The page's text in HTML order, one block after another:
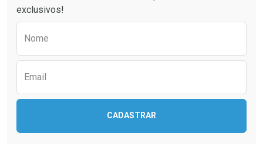
exclusivos!
Nome
Email
CADASTRAR